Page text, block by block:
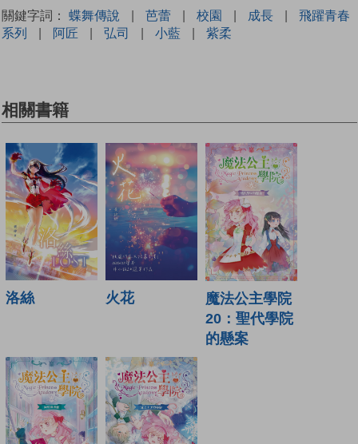
關鍵字詞： 蝶舞傳說 | 芭蕾 | 校園 | 成長 |
飛躍青春
系列
| 阿匠 | 弘司 | 小藍 | 紫柔
相關書籍
洛絲 火花
魔法公主學院
20：聖代學院
的懸案